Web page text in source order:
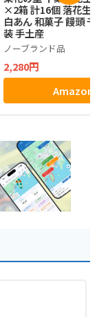
×2箱 計16個 落花生
白あん 和菓子 饅頭
装 手土産
ノーブランド品
2,280円
Amazon